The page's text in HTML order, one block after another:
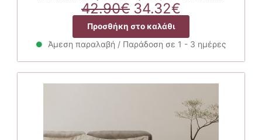
42.90€ Original
price
was:
42.90€.
34.32€
τρέχουσα
τιμή
είναι:
34.32€.
Προσθήκη στο καλάθι
Άμεση παραλαβή / Παράδοση σε 1 - 3 ημέρες